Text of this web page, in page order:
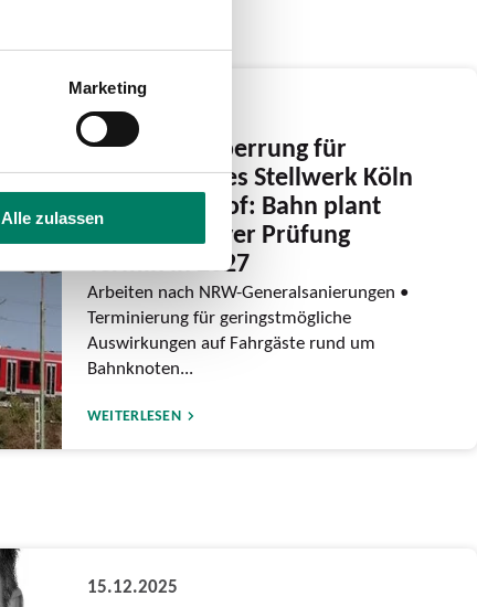
Marketing
Alle zulassen
17.12.2025
Zweite Bausperrung für
Elektronisches Stellwerk Köln
Hauptbahnhof: Bahn plant
nach intensiver Prüfung
Termin in 2027
Arbeiten nach NRW-Generalsanierungen •
Terminierung für geringstmögliche
Auswirkungen auf Fahrgäste rund um
Bahnknoten...
WEITERLESEN
15.12.2025